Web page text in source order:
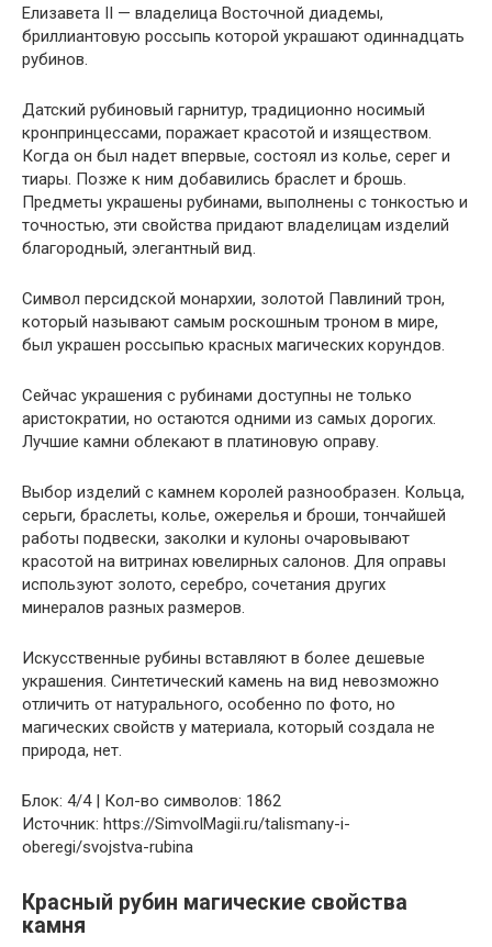
Елизавета II — владелица Восточной диадемы,
бриллиантовую россыпь которой украшают одиннадцать
рубинов.
Датский рубиновый гарнитур, традиционно носимый
кронпринцессами, поражает красотой и изяществом.
Когда он был надет впервые, состоял из колье, серег и
тиары. Позже к ним добавились браслет и брошь.
Предметы украшены рубинами, выполнены с тонкостью и
точностью, эти свойства придают владелицам изделий
благородный, элегантный вид.
Символ персидской монархии, золотой Павлиний трон,
который называют самым роскошным троном в мире,
был украшен россыпью красных магических корундов.
Сейчас украшения с рубинами доступны не только
аристократии, но остаются одними из самых дорогих.
Лучшие камни облекают в платиновую оправу.
Выбор изделий с камнем королей разнообразен. Кольца,
серьги, браслеты, колье, ожерелья и броши, тончайшей
работы подвески, заколки и кулоны очаровывают
красотой на витринах ювелирных салонов. Для оправы
используют золото, серебро, сочетания других
минералов разных размеров.
Искусственные рубины вставляют в более дешевые
украшения. Синтетический камень на вид невозможно
отличить от натурального, особенно по фото, но
магических свойств у материала, который создала не
природа, нет.
Блок: 4/4 | Кол-во символов: 1862
Источник: https://SimvolMagii.ru/talismany-i-
oberegi/svojstva-rubina
Красный рубин магические свойства
камня